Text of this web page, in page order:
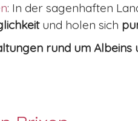
: In der sagenhaften
und holen sich
rund um Albeins